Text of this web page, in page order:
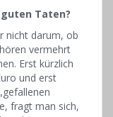
Taten?
nicht darum, ob
vermehrt
Erst kürzlich
und erst
fragt man sich,